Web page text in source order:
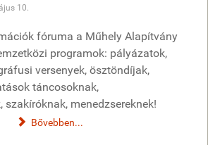
10.
fóruma a Műhely Alapítvány
programok: pályázatok,
versenyek, ösztöndíjak,
táncosoknak,
szakíróknak, menedzsereknek!
Bővebben...